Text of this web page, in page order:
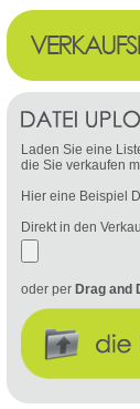
Laden Sie eine
die Sie verkaufen
Hier eine Beispiel
Direkt in den
oder per Drag and